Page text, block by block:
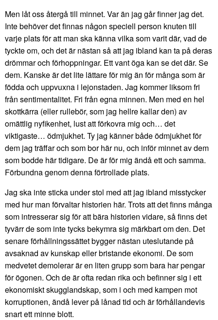
Men låt oss återgå till minnet. Var än jag går finner jag det.
Inte behöver det finnas någon speciell person knuten till
varje plats för att man ska känna vilka som varit där, vad de
tyckte om, och det är nästan så att jag ibland kan ta på deras
drömmar och förhoppningar. Ett vant öga kan se det där. Se
dem. Kanske är det lite lättare för mig än för många som är
födda och uppvuxna i lejonstaden. Jag kommer liksom fri
från sentimentalitet. Fri från egna minnen. Men med en hel
skottkärra (eller rullebör, som jag hellre kallar den) av
omättlig nyfikenhet, lust att förkovra mig och… det
viktigaste… ödmjukhet. Ty jag känner både ödmjukhet för
dem jag träffar och som bor här nu, och inför minnet av dem
som bodde här tidigare. De är för mig ändå ett och samma.
Förbundna genom denna förtrollade plats.
Jag ska inte sticka under stol med att jag ibland misstycker
med hur man förvaltar historien här. Trots att det finns många
som intresserar sig för att bära historien vidare, så finns det
tyvärr de som inte tycks bekymra sig märkbart om den. Det
senare förhållningssättet bygger nästan uteslutande på
avsaknad av kunskap eller bristande ekonomi. De som
medvetet demolerar är en liten grupp som bara har pengar
för ögonen. Och de är ofta redan rika och befinner sig i ett
ekonomiskt skugglandskap, som i och med kampen mot
korruptionen, ändå lever på lånad tid och är förhållandevis
snart ett minne blott.